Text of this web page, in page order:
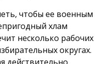
чтобы ее военным
хлам
несколько рабочих
округах.